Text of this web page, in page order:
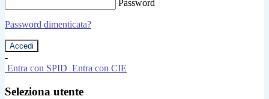
Password
Password dimenticata?
-
Entra con SPID Entra con CIE
Seleziona utente